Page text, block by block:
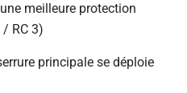
meilleure protection
RC 3)
principale se déploie